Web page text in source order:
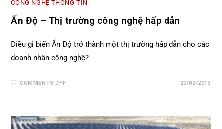
CÔNG NGHỆ THÔNG TIN
Ấn Độ – Thị trường công nghệ hấp dẫn
Điều gì biến Ấn Độ trở thành một thị trường hấp dẫn cho các
doanh nhân công nghệ?
COMMENTS OFF 20/02/2013